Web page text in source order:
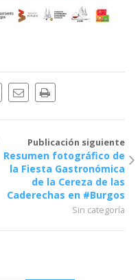
Publicación siguiente
Resumen fotográfico de
la Fiesta Gastronómica
de la Cereza de las
Caderechas en #Burgos
Sin categoría